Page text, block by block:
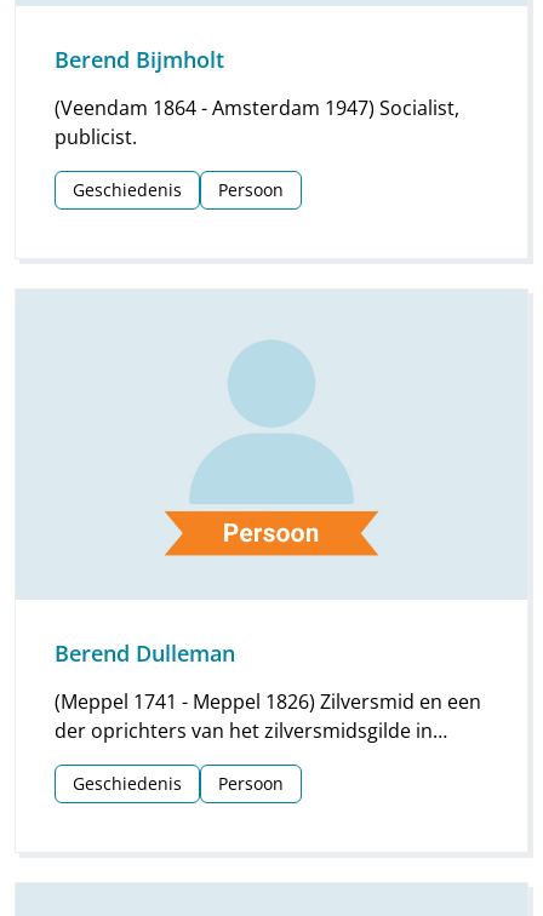
Berend Bijmholt
(Veendam 1864 - Amsterdam 1947) Socialist,
publicist.
Geschiedenis Persoon
Berend Dulleman
(Meppel 1741 - Meppel 1826) Zilversmid en een
der oprichters van het zilversmidsgilde in
Meppel in 1765.
Geschiedenis Persoon